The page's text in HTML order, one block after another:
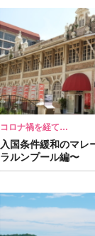
コロナ禍を経て…
入国条件緩和のマレ
ラルンプール編〜